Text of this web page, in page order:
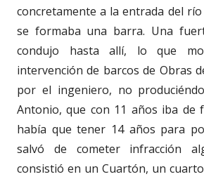
concretamente a la entrada del río
se formaba una barra. Una
condujo hasta allí, lo que
intervención de barcos de Obras
por el ingeniero, no
Antonio, que con 11 años iba de
había que tener 14 años para
salvó de cometer infracción
consistió en un Cuartón, un